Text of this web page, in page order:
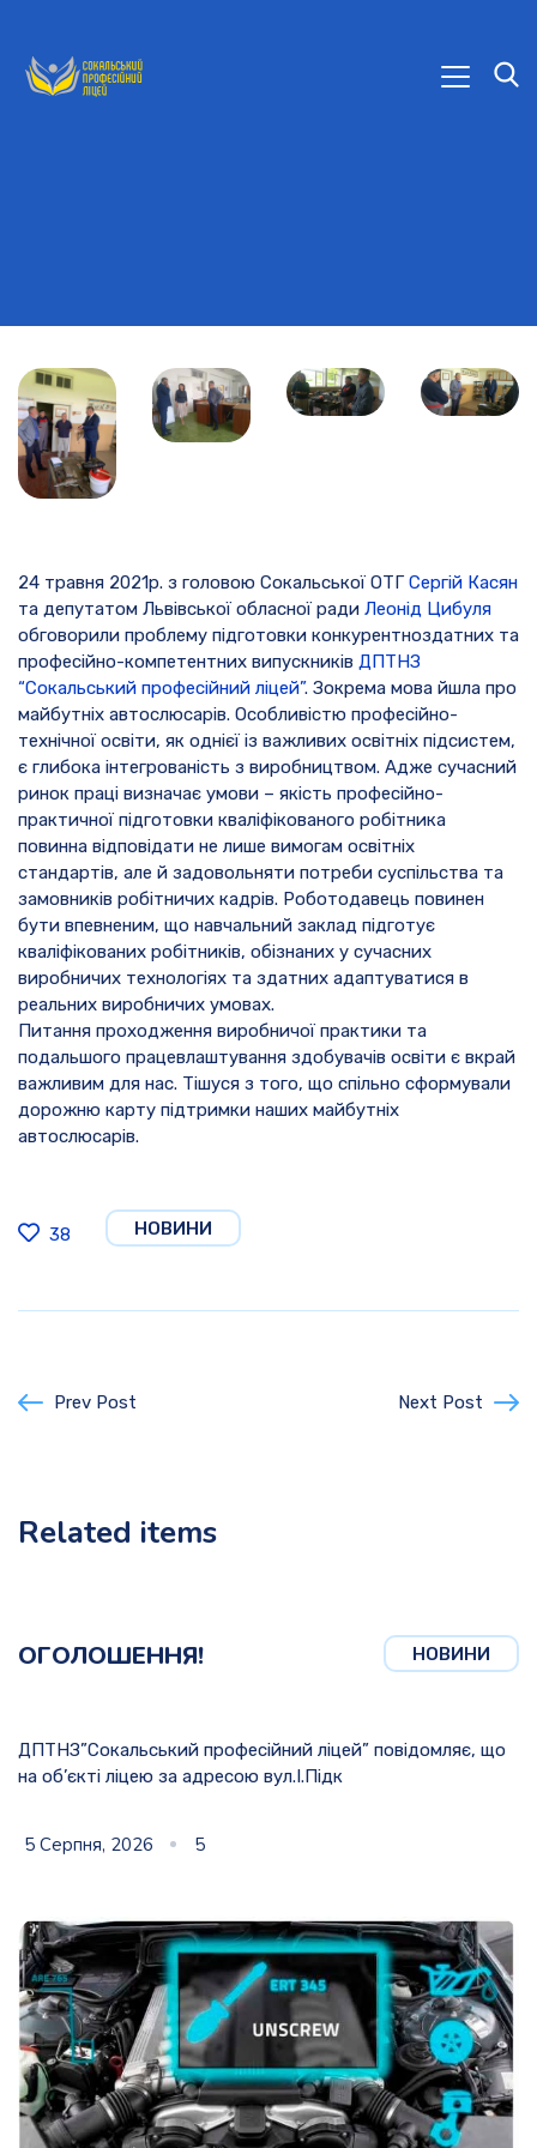
24 травня 2021р. з головою Сокальської ОТГ Сергій Касян
та депутатом Львівської обласної ради Леонід Цибуля
обговорили проблему підготовки конкурентноздатних та
професійно-компетентних випускників ДПТНЗ
“Сокальський професійний ліцей”. Зокрема мова йшла про
майбутніх автослюсарів. Особливістю професійно-
технічної освіти, як однієї із важливих освітніх підсистем,
є глибока інтегрованість з виробництвом. Адже сучасний
ринок праці визначає умови – якість професійно-
практичної підготовки кваліфікованого робітника
повинна відповідати не лише вимогам освітніх
стандартів, але й задовольняти потреби суспільства та
замовників робітничих кадрів. Роботодавець повинен
бути впевненим, що навчальний заклад підготує
кваліфікованих робітників, обізнаних у сучасних
виробничих технологіях та здатних адаптуватися в
реальних виробничих умовах.
Питання проходження виробничої практики та
подальшого працевлаштування здобувачів освіти є вкрай
важливим для нас. Тішуся з того, що спільно сформували
дорожню карту підтримки наших майбутніх
автослюсарів.
38 НОВИНИ
Prev Post Next Post
Related items
НОВИНИ
ОГОЛОШЕННЯ!
ДПТНЗ”Сокальський професійний ліцей” повідомляє, що
на об’єкті ліцею за адресою вул.І.Підк
5 Серпня, 2026 5